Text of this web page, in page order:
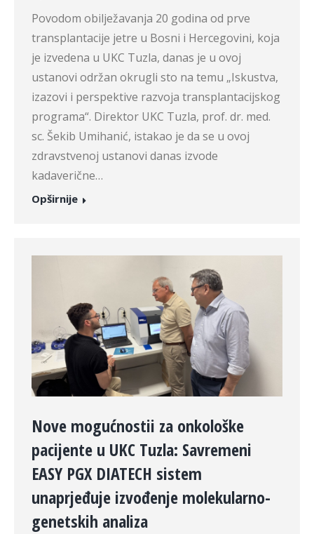
Povodom obilježavanja 20 godina od prve
transplantacije jetre u Bosni i Hercegovini, koja
je izvedena u UKC Tuzla, danas je u ovoj
ustanovi održan okrugli sto na temu „Iskustva,
izazovi i perspektive razvoja transplantacijskog
programa“. Direktor UKC Tuzla, prof. dr. med.
sc. Šekib Umihanić, istakao je da se u ovoj
zdravstvenoj ustanovi danas izvode
kadaverične…
Opširnije
Nove mogućnostii za onkološke
pacijente u UKC Tuzla: Savremeni
EASY PGX DIATECH sistem
unaprjeđuje izvođenje molekularno-
genetskih analiza